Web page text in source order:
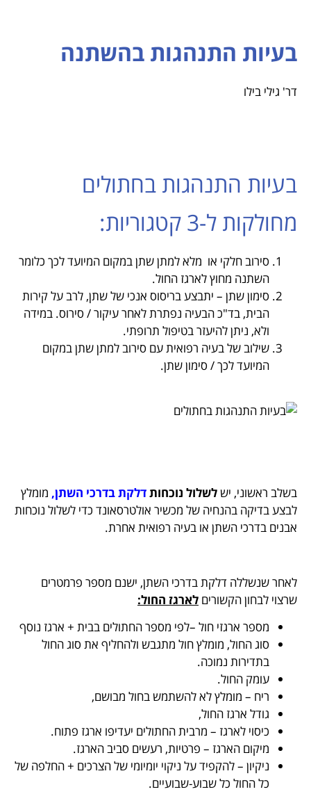
בעיות התנהגות בהשתנה
דר' גילי בילו
בעיות התנהגות בחתולים
מחולקות ל-3 קטגוריות:
סירוב חלקי או מלא למתן שתן במקום המיועד לכך כלומר
השתנה מחוץ לארגז החול.
סימון שתן – יתבצע בריסוס אנכי של שתן, לרב על קירות
הבית, בד"כ הבעיה נפתרת לאחר עיקור / סירוס. במידה
ולא, ניתן להיעזר בטיפול תרופתי.
שילוב של בעיה רפואית עם סירוב למתן שתן במקום
המיועד לכך / סימון שתן.
בשלב ראשוני, יש לשלול נוכחותדלקת בדרכי השתן, מומלץ
לבצע בדיקה בהנחיה של מכשיר אולטרסאונד כדי לשלול נוכחות
אבנים בדרכי השתן או בעיה רפואית אחרת.
לאחר שנשללה דלקת בדרכי השתן, ישנם מספר פרמטרים
שרצוי לבחון הקשורים לארגז החול:
מספר ארגזי חול –לפי מספר החתולים בבית + ארגז נוסף
סוג החול, מומלץ חול מתגבש ולהחליף את סוג החול
בתדירות נמוכה.
עומק החול.
ריח – מומלץ לא להשתמש בחול מבושם,
גודל ארגז החול,
כיסוי לארגז – מרבית החתולים יעדיפו ארגז פתוח.
מיקום הארגז – פרטיות, רעשים סביב הארגז.
ניקיון – להקפיד על ניקוי יומיומי של הצרכים + החלפה של
כל החול כל שבוע-שבועיים.